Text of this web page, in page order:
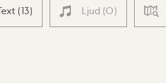
(13) Ljud (0)